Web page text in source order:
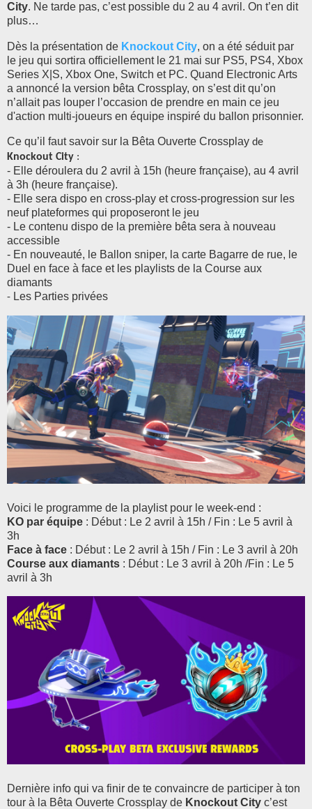
City. Ne tarde pas, c’est possible du 2 au 4 avril. On t’en dit
plus…
Dès la présentation de Knockout City, on a été séduit par
le jeu qui sortira officiellement le 21 mai sur PS5, PS4, Xbox
Series X|S, Xbox One, Switch et PC. Quand Electronic Arts
a annoncé la version bêta Crossplay, on s’est dit qu’on
n’allait pas louper l’occasion de prendre en main ce jeu
d'action multi-joueurs en équipe inspiré du ballon prisonnier.
Ce qu’il faut savoir sur la Bêta Ouverte Crossplay de
Knockout City :
- Elle déroulera du 2 avril à 15h (heure française), au 4 avril
à 3h (heure française).
- Elle sera dispo en cross-play et cross-progression sur les
neuf plateformes qui proposeront le jeu
- Le contenu dispo de la première bêta sera à nouveau
accessible
- En nouveauté, le Ballon sniper, la carte Bagarre de rue, le
Duel en face à face et les playlists de la Course aux
diamants
- Les Parties privées
Voici le programme de la playlist pour le week-end :
KO par équipe : Début : Le 2 avril à 15h / Fin : Le 5 avril à
3h
Face à face : Début : Le 2 avril à 15h / Fin : Le 3 avril à 20h
Course aux diamants : Début : Le 3 avril à 20h /Fin : Le 5
avril à 3h
Dernière info qui va finir de te convaincre de participer à ton
tour à la Bêta Ouverte Crossplay de Knockout City c’est